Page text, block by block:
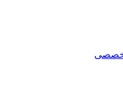
تخصصی